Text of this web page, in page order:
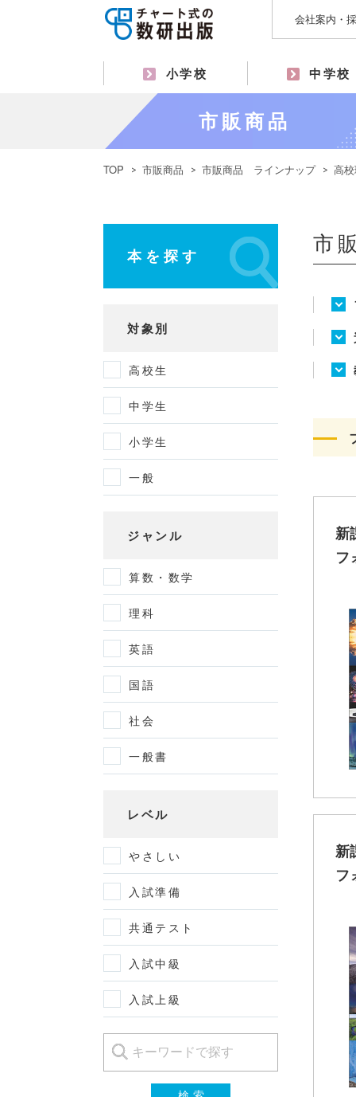
会社案内・
小学校 中学校
市販商品
TOP 市販商品 市販商品 ラインナップ 高
市
新
フ
新
フ
本を探す
対象別
高校生
中学生
小学生
一般
ジャンル
算数・数学
理科
英語
国語
社会
一般書
レベル
やさしい
入試準備
共通テスト
入試中級
入試上級